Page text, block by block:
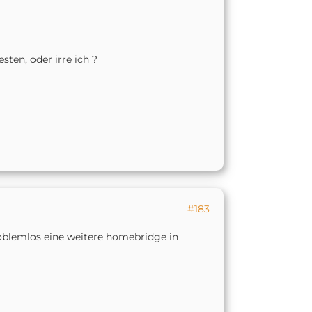
oder irre ich ?
#183
eine weitere homebridge in